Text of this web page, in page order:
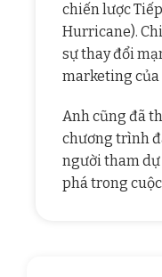
chiến lược
Hurricane).
sự thay đổi
marketing của
Anh cũng đã
chương trình
người tham dự
phá trong